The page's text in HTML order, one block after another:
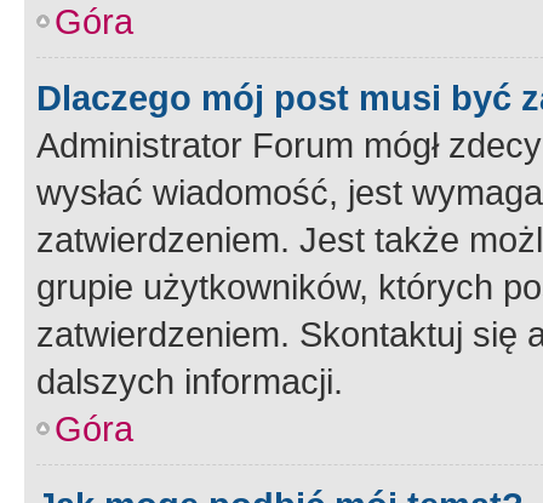
Góra
Dlaczego mój post musi być
Administrator Forum mógł
wysłać wiadomość, jest
zatwierdzeniem. Jest także
grupie użytkowników, których
zatwierdzeniem. Skontaktuj się
dalszych informacji.
Góra